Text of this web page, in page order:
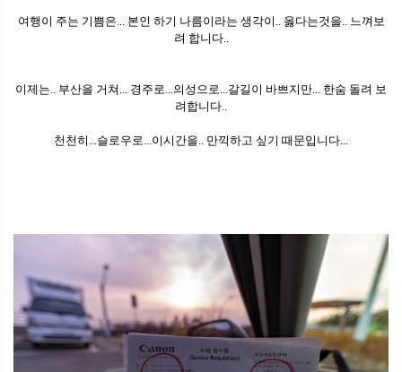
여행이 주는 기쁨은... 본인 하기 나름이라는 생각이.. 옳다는것을.. 느껴보
려 합니다..
이제는.. 부산을 거쳐... 경주로...의성으로...갈길이 바쁘지만... 한숨 돌려 보
려합니다..
천천히...슬로우로...이시간을.. 만끽하고 싶기 때문입니다...